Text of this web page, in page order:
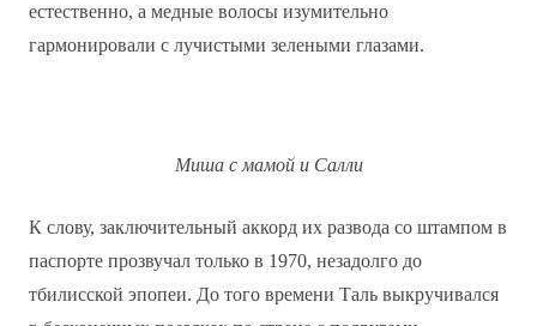
естественно, а медные волосы изумительно
гармонировали с лучистыми зелеными глазами.
Миша с мамой и Салли
К слову, заключительный аккорд их развода со штампом в
паспорте прозвучал только в 1970, незадолго до
тбилисской эпопеи. До того времени Таль выкручивался